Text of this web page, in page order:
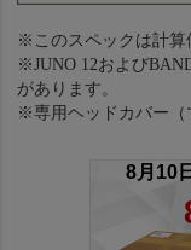
※このスペックは計算
※JUNO 12および
があります。
※専用ヘッドカバー（